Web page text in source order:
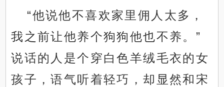
“他说他不喜欢家里佣人太多，
我之前让他养个狗狗他也不养。”
说话的人是个穿白色羊绒毛衣的女
孩子，语气听着轻巧，却显然和宋